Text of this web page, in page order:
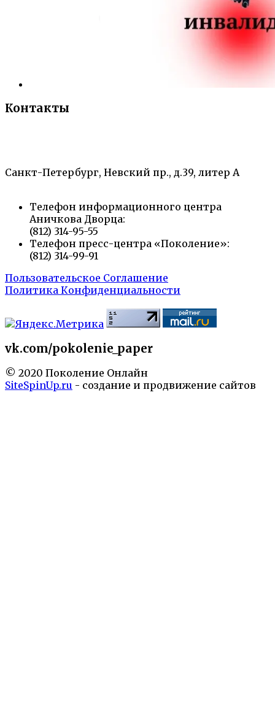
Контакты
Санкт-Петербург, Невский пр., д.39, литер А
Телефон информационного центра
Аничкова Дворца:
(812) 314-95-55
Телефон пресс-центра «Поколение»:
(812) 314-99-91
Пользовательское Соглашение
Политика Конфиденциальности
vk.com/pokolenie_paper
© 2020 Поколение Онлайн
SiteSpinUp.ru - создание и продвижение сайтов